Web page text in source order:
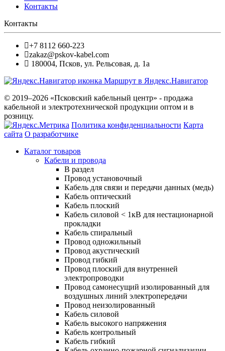
Контакты
Контакты
+7 8112 660-223
zakaz@pskov-kabel.com
180004, Псков, ул. Рельсовая, д. 1а
Маршрут в Яндекс.Навигатор
© 2019–2026 «Псковский кабельный центр» - продажа
кабельной и электротехнической продукции оптом и в
розницу.
Политика конфиденциальности Карта
сайта О разработчике
Каталог товаров
Кабели и провода
В раздел
Провод установочный
Кабель для связи и передачи данных (медь)
Кабель оптический
Кабель плоский
Кабель силовой < 1кВ для нестационарной
прокладки
Кабель спиральный
Провод одножильный
Провод акустический
Провод гибкий
Провод плоский для внутренней
электропроводки
Провод самонесущий изолированный для
воздушных линий электропередачи
Провод неизолированный
Кабель силовой
Кабель высокого напряжения
Кабель контрольный
Кабель гибкий